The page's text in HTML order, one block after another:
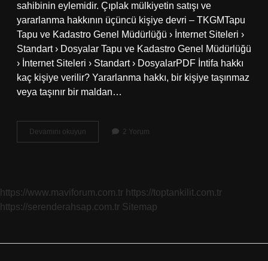
sahibinin eylemidir. Çıplak mülkiyetin satışı ve
yararlanma hakkının üçüncü kişiye devri – TKGMTapu
Tapu ve Kadastro Genel Müdürlüğü › İnternet Siteleri ›
Standart › Dosyalar Tapu ve Kadastro Genel Müdürlüğü
› İnternet Siteleri › Standart › DosyalarPDF İntifa hakkı
kaç kişiye verilir? Yararlanma hakkı, bir kişiye taşınmaz
veya taşınır bir maldan…
Devamını okuyun
Hakkı
2 Yorum
https://www.maviforum.com.tr https://toptankilit.com.tr
https://serenderahsap.com.tr Sitemap